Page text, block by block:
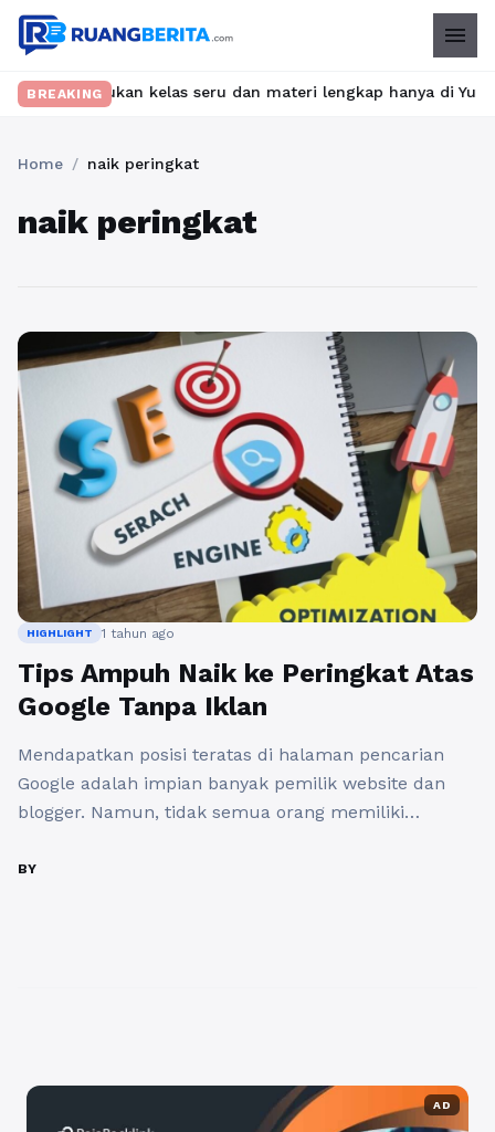
menu
BREAKING
Temukan kelas seru dan materi lengkap hanya di
Home / naik peringkat
naik peringkat
HIGHLIGHT 1 tahun ago
Tips Ampuh Naik ke Peringkat Atas
Google Tanpa Iklan
Mendapatkan posisi teratas di halaman pencarian
Google adalah impian banyak pemilik website dan
blogger. Namun, tidak semua orang memiliki
strategi yang dapat digunakan untuk naik peringkat
BY
AD